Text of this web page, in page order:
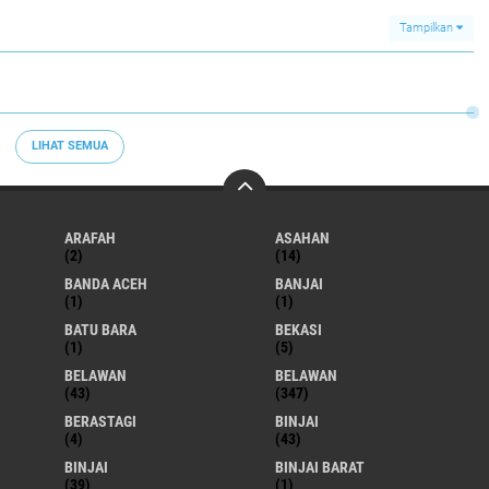
Tampilkan
LIHAT SEMUA
ARAFAH
(2)
ASAHAN
(14)
BANDA ACEH
(1)
BANJAI
(1)
BATU BARA
(1)
BEKASI
(5)
BELAWAN
(43)
BELAWAN
(347)
BERASTAGI
(4)
BINJAI
(43)
BINJAI
(39)
BINJAI BARAT
(1)